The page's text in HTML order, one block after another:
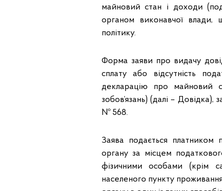
майновий стан і доходи
органом виконавчої влади,
політику.
Форма заяви про видачу
сплату або відсутність
декларацію про майновий
зобов’язань) (далі – Довідка),
№ 568.
Заява подається
органу за місцем
фізичними особами (крім
населеного пункту